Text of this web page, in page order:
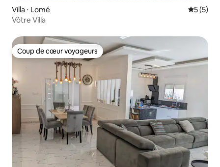
Villa ⋅ Lomé
5 (5)
Vôtre Villa
Coup de cœur voyageurs
Coup de cœur voyageurs